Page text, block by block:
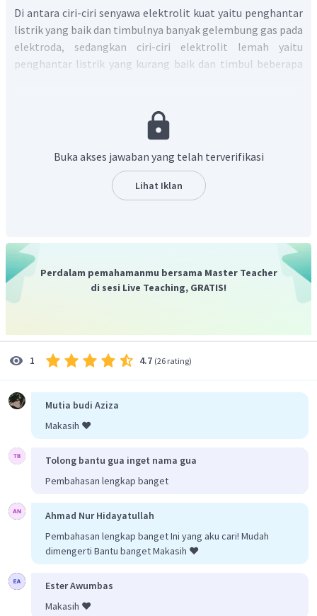
Di antara ciri-ciri senyawa elektrolit kuat yaitu penghantar
listrik yang baik dan timbulnya banyak gelembung gas pada
elektroda, sedangkan ciri-ciri elektrolit lemah yaitu
penghantar listrik yang kurang baik dan timbul beberapa
baik dan tidak timbul adanya gelembung gas pada
Buka akses jawaban yang telah terverifikasi
Lihat Iklan
Perdalam pemahamanmu bersama Master Teacher
di sesi Live Teaching, GRATIS!
1 4.7 (26 rating)
Mutia budi Aziza
Makasih ❤️
Tolong bantu gua inget nama gua
Pembahasan lengkap banget
Ahmad Nur Hidayatullah
Pembahasan lengkap banget Ini yang aku cari! Mudah
dimengerti Bantu banget Makasih ❤️
Ester Awumbas
Makasih ❤️